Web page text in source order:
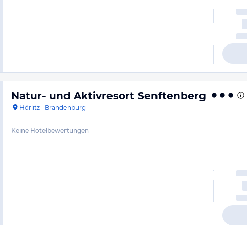
Natur- und Aktivresort Senftenberg
Hörlitz · Brandenburg
Keine Hotelbewertungen